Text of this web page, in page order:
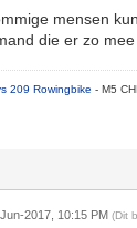
mensen
die er zo
209 Rowingbike- M5
2017, 10:15 PM(Dit